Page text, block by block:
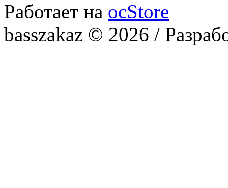
Работает на ocStore
basszakaz © 2026 /